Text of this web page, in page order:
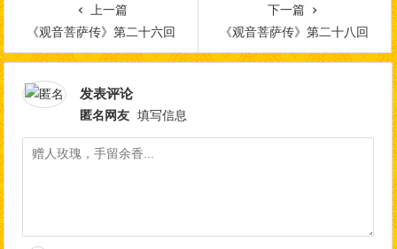
上一篇
《观音菩萨传》第二十六回
下一篇
《观音菩萨传》第二十八回
发表评论
匿名网友 填写信息